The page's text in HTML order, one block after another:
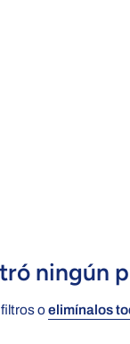
ningún
oelimínalos